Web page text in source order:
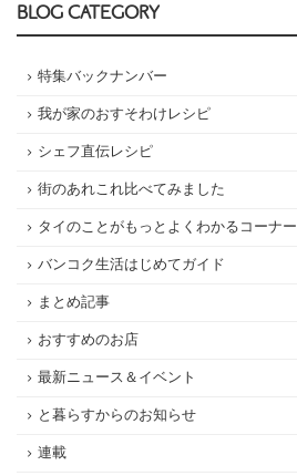
BLOG CATEGORY
特集バックナンバー
我が家のおすそわけレシピ
シェフ直伝レシピ
街のあれこれ比べてみました
タイのことがもっとよくわかるコーナー
バンコク生活はじめてガイド
まとめ記事
おすすめのお店
最新ニュース＆イベント
と暮らすからのお知らせ
連載